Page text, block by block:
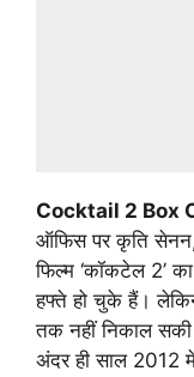
Cocktail 2 Box
ऑफिस पर कृति सेनन,
फिल्म ‘कॉकटेल 2’
हफ्ते हो चुके हैं।
तक नहीं निकाल
अंदर ही साल 2012